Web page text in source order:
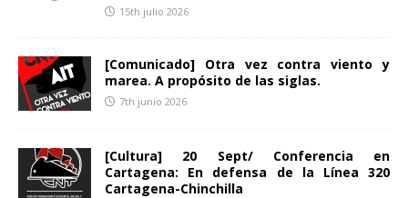
15th julio 2026
[Comunicado] Otra vez contra viento y
marea. A propósito de las siglas.
7th junio 2026
[Cultura] 20 Sept/ Conferencia en
Cartagena: En defensa de la Línea 320
Cartagena-Chinchilla